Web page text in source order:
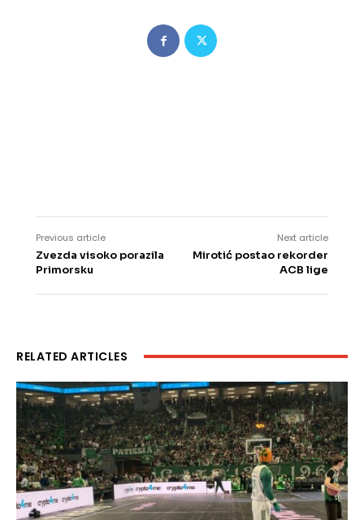
Previous article
Zvezda visoko porazila
Primorsku
Next article
Mirotić postao rekorder
ACB lige
RELATED ARTICLES